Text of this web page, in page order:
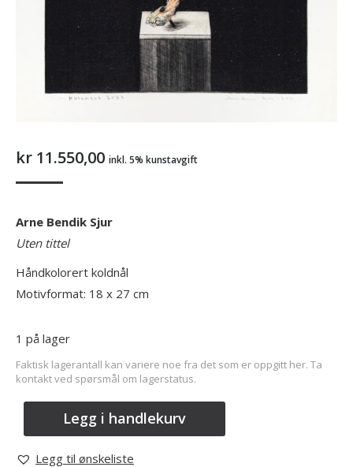
kr 11.550,00 inkl. 5% kunstavgift
Arne Bendik Sjur
Uten tittel
Håndkolorert koldnål
Motivformat: 18 x 27 cm
1 på lager
Faktisk lagerantall kan variere noe fra det som er oppgitt her. Ta
kontakt ved spørsmål om lagerstatus.
Legg i handlekurv
Legg til ønskeliste